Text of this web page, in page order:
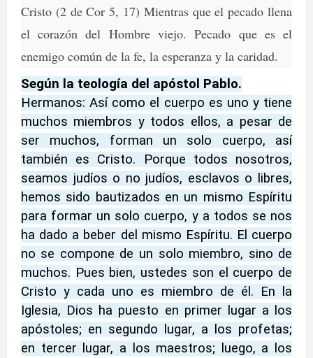
Cristo (2 de Cor 5, 17) Mientras que el pecado llena
el corazón del Hombre viejo. Pecado que es el
enemigo común de la fe, la esperanza y la caridad.
Según la teología del apóstol Pablo.
Hermanos: Así como el cuerpo es uno y tiene
muchos miembros y todos ellos, a pesar de
ser muchos, forman un solo cuerpo, así
también es Cristo. Porque todos nosotros,
seamos judíos o no judíos, esclavos o libres,
hemos sido bautizados en un mismo Espíritu
para formar un solo cuerpo, y a todos se nos
ha dado a beber del mismo Espíritu. El cuerpo
no se compone de un solo miembro, sino de
muchos. Pues bien, ustedes son el cuerpo de
Cristo y cada uno es miembro de él. En la
Iglesia, Dios ha puesto en primer lugar a los
apóstoles; en segundo lugar, a los profetas;
en tercer lugar, a los maestros; luego, a los